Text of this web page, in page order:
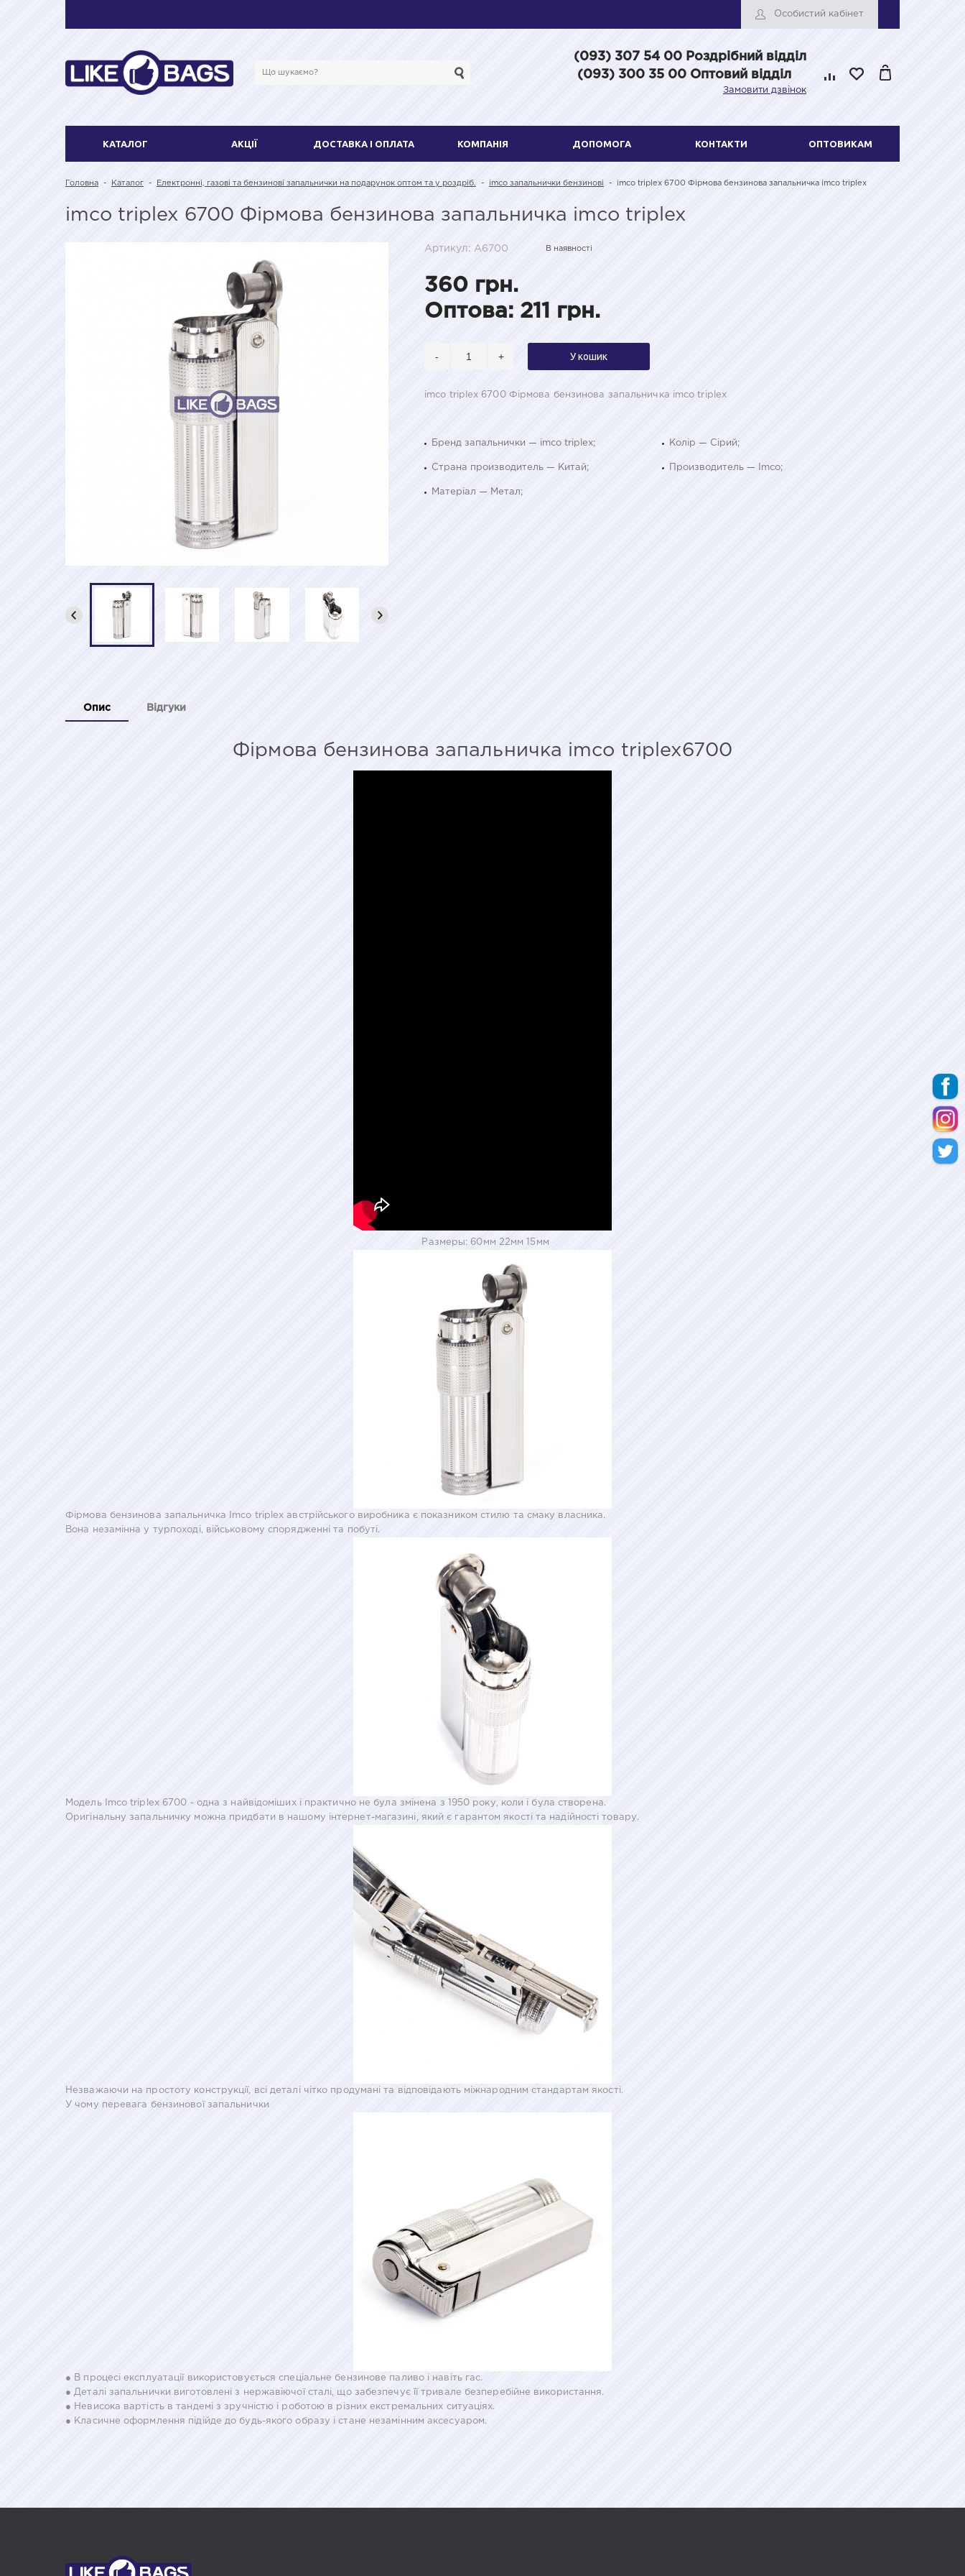
Особистий кабінет
(093) 307 54 00 Роздрібний відділ
(093) 300 35 00 Оптовий відділ
Замовити дзвінок
КАТАЛОГ АКЦІЇ ДОСТАВКА І ОПЛАТА КОМПАНІЯ ДОПОМОГА КОНТАКТИ ОПТОВИКАМ
Головна - Каталог - Електронні, газові та бензинові запальнички на подарунок оптом та у роздріб. - imco запальнички бензинові - imco triplex 6700 Фірмова бензинова запальничка imco triplex
imco triplex 6700 Фірмова бензинова запальничка imco triplex
Артикул: A6700 В наявності
360 грн.
Оптова: 211 грн.
- + У кошик
imco triplex 6700 Фірмова бензинова запальничка imco triplex
Бренд запальнички — imco triplex; Колір — Сірий;
Страна производитель — Китай; Производитель — Imco;
Матеріал — Метал;
Опис Відгуки
Фірмова бензинова запальничка imco triplex6700
Размеры: 60мм 22мм 15мм
Фірмова бензинова запальничка Imco triplex австрійського виробника є показником стилю та смаку власника.
Вона незамінна у турпоході, військовому спорядженні та побуті.
Модель Imco triplex 6700 - одна з найвідоміших і практично не була змінена з 1950 року, коли і була створена.
Оригінальну запальничку можна придбати в нашому інтернет-магазині, який є гарантом якості та надійності товару.
Незважаючи на простоту конструкції, всі деталі чітко продумані та відповідають міжнародним стандартам якості.
У чому перевага бензинової запальнички
● В процесі експлуатації використовується спеціальне бензинове паливо і навіть гас.
● Деталі запальнички виготовлені з нержавіючої сталі, що забезпечує її тривале безперебійне використання.
● Невисока вартість в тандемі з зручністю і роботою в різних екстремальних ситуаціях.
● Класичне оформлення підійде до будь-якого образу і стане незамінним аксесуаром.